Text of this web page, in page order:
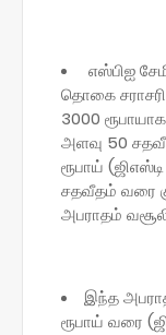
எஸ்பிஐ
தொகை சராசரி
3000
அளவு 50
ரூபாய்
சதவீதம் வரை
அபராதம்
இந்த
ரூபாய் வரை